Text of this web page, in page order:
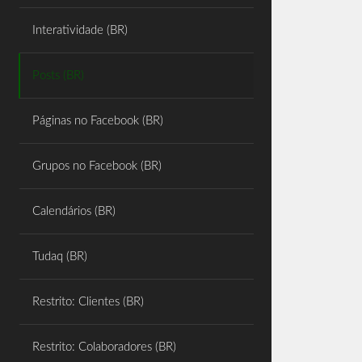
Interatividade (BR)
Posts (BR)
Páginas no Facebook (BR)
Grupos no Facebook (BR)
Calendários (BR)
Tudaq (BR)
Restrito: Clientes (BR)
Restrito: Colaboradores (BR)